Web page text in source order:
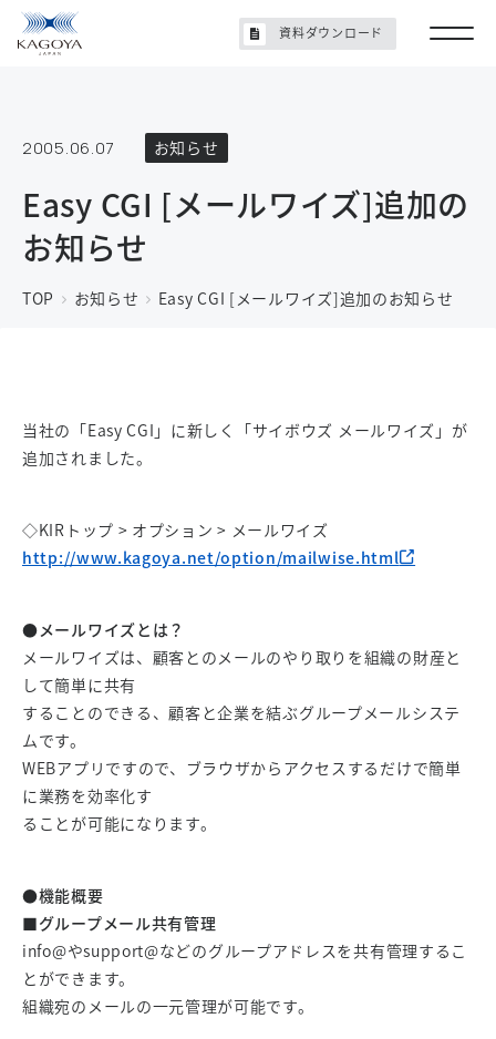
2005.06.07 お知らせ
Easy CGI [メールワイズ]追加の
お知らせ
TOP お知らせ Easy CGI [メールワイズ]追加のお知らせ
当社の「Easy CGI」に新しく「サイボウズ メールワイズ」が
追加されました。
◇KIRトップ > オプション > メールワイズ
http://www.kagoya.net/option/mailwise.html
●メールワイズとは？
メールワイズは、顧客とのメールのやり取りを組織の財産と
して簡単に共有
することのできる、顧客と企業を結ぶグループメールシステ
ムです。
WEBアプリですので、ブラウザからアクセスするだけで簡単
に業務を効率化す
ることが可能になります。
●機能概要
■グループメール共有管理
info@やsupport@などのグループアドレスを共有管理するこ
とができます。
組織宛のメールの一元管理が可能です。
資料ダウンロード